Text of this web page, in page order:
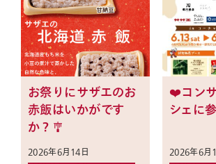
会社概要
お祭りにサザエのお
赤飯はいかがです
か？🎐
2026年6月14日
❤️コン
シェに
2026年6月